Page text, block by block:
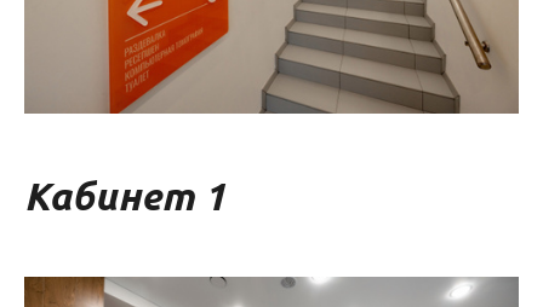
Кабинет 1